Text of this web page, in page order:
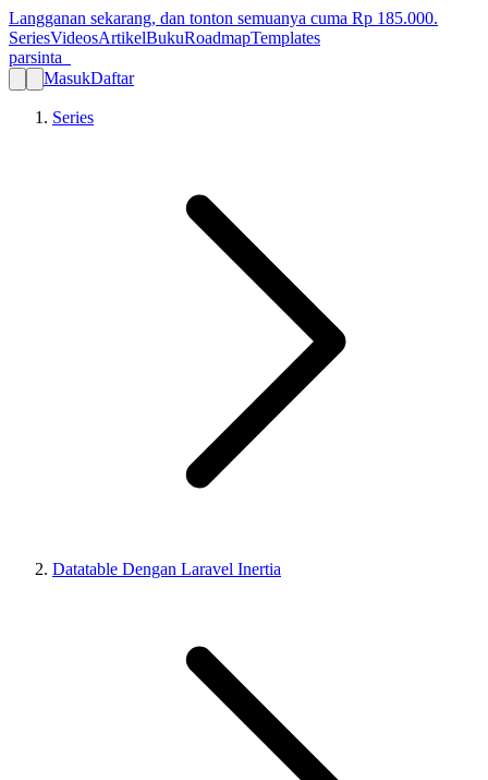
Langganan sekarang, dan tonton semuanya cuma Rp 185.000.
SeriesVideosArtikelBukuRoadmapTemplates
parsinta_
MasukDaftar
Series
Datatable Dengan Laravel Inertia